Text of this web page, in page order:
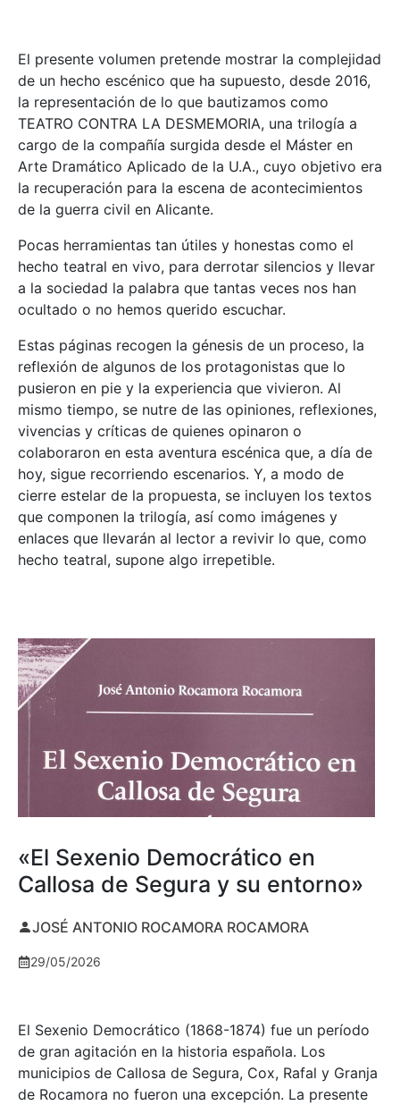
El presente volumen pretende mostrar la complejidad
de un hecho escénico que ha supuesto, desde 2016,
la representación de lo que bautizamos como
TEATRO CONTRA LA DESMEMORIA, una trilogía a
cargo de la compañía surgida desde el Máster en
Arte Dramático Aplicado de la U.A., cuyo objetivo era
la recuperación para la escena de acontecimientos
de la guerra civil en Alicante.
Pocas herramientas tan útiles y honestas como el
hecho teatral en vivo, para derrotar silencios y llevar
a la sociedad la palabra que tantas veces nos han
ocultado o no hemos querido escuchar.
Estas páginas recogen la génesis de un proceso, la
reflexión de algunos de los protagonistas que lo
pusieron en pie y la experiencia que vivieron. Al
mismo tiempo, se nutre de las opiniones, reflexiones,
vivencias y críticas de quienes opinaron o
colaboraron en esta aventura escénica que, a día de
hoy, sigue recorriendo escenarios. Y, a modo de
cierre estelar de la propuesta, se incluyen los textos
que componen la trilogía, así como imágenes y
enlaces que llevarán al lector a revivir lo que, como
hecho teatral, supone algo irrepetible.
«El Sexenio Democrático en
Callosa de Segura y su entorno»
JOSÉ ANTONIO ROCAMORA ROCAMORA
29/05/2026
El Sexenio Democrático (1868-1874) fue un período
de gran agitación en la historia española. Los
municipios de Callosa de Segura, Cox, Rafal y Granja
de Rocamora no fueron una excepción. La presente